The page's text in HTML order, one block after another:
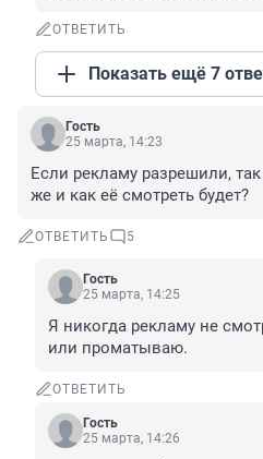
ОТВЕТИТЬ
Показать ещё 7
Гость
25 марта, 14:23
Если рекламу разрешили, так
же и как её смотреть будет?
ОТВЕТИТЬ 5
Гость
25 марта, 14:25
Я никогда рекламу не
или проматываю.
ОТВЕТИТЬ
Гость
25 марта, 14:26